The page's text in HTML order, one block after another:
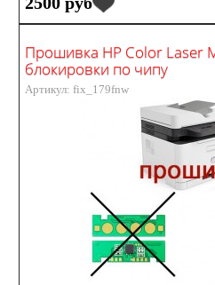
Прошивка HP Color Laser
блокировки по чипу
Артикул: fix_179fnw